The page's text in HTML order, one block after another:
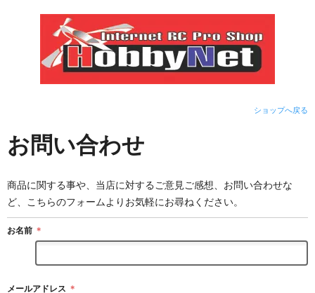
ショップへ戻る
お問い合わせ
商品に関する事や、当店に対するご意見ご感想、お問い合わせな
ど、こちらのフォームよりお気軽にお尋ねください。
お名前 ＊
メールアドレス ＊